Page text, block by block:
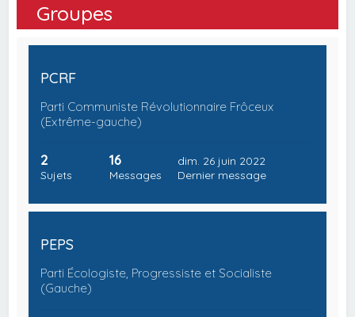
Groupes
PCRF
Parti Communiste Révolutionnaire Frôceux
(Extrême-gauche)
2
Sujets
16
Messages
dim. 26 juin 2022
Dernier message
PEPS
Parti Écologiste, Progressiste et Socialiste
(Gauche)